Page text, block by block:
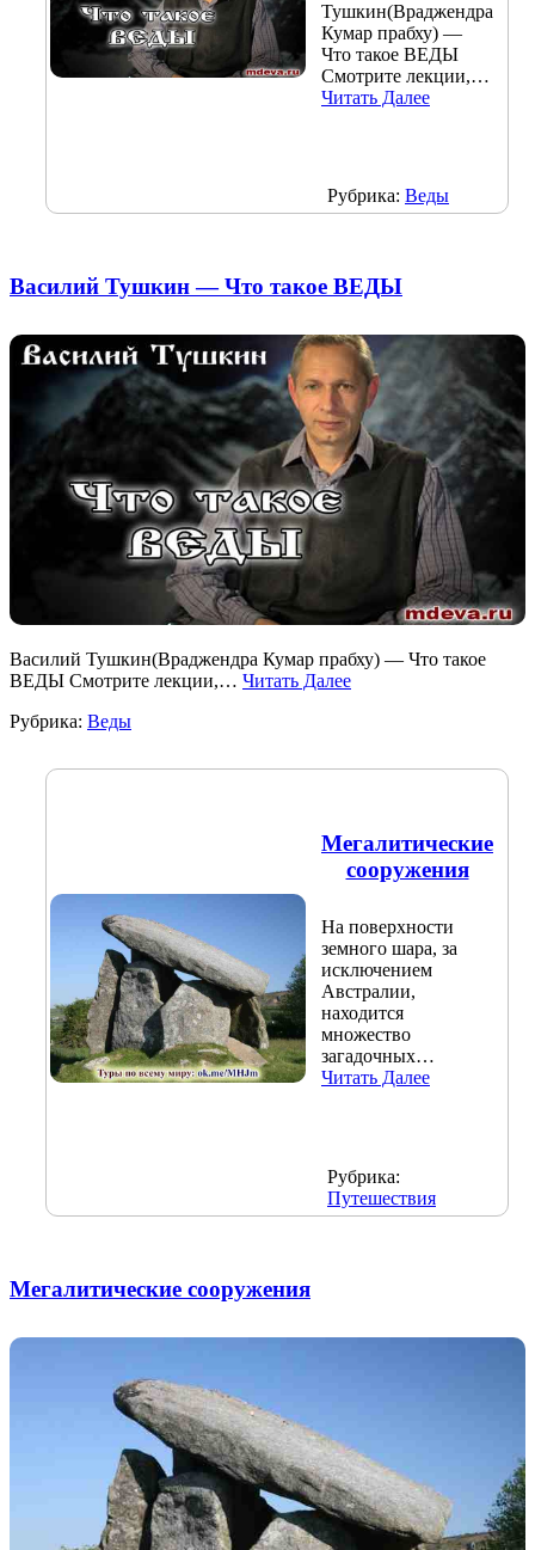
Тушкин(Враджендра
Кумар прабху) —
Что такое ВЕДЫ
Смотрите лекции,…
Читать Далее
Рубрика: Веды
Василий Тушкин — Что такое ВЕДЫ
Василий Тушкин(Враджендра Кумар прабху) — Что такое
ВЕДЫ Смотрите лекции,… Читать Далее
Рубрика: Веды
Мегалитические
сооружения
На поверхности
земного шара, за
исключением
Австралии,
находится
множество
загадочных…
Читать Далее
Рубрика:
Путешествия
Мегалитические сооружения